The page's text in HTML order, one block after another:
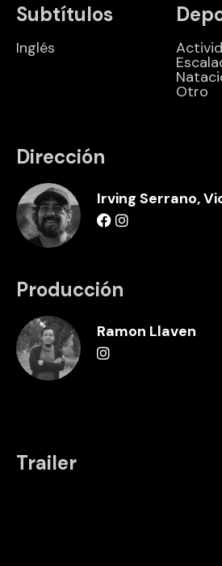
Subtítulos
Inglés
Otro
Dirección
Irving Serrano,
Producción
Ramon Llaven
Trailer